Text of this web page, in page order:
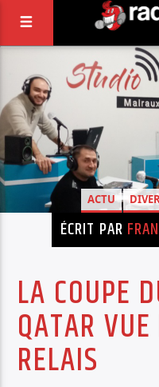
VOTRE RADIO
PISTE ACTUELLE
ACTU
ÉCRIT PAR
LA COUPE
QATAR
RELAIS